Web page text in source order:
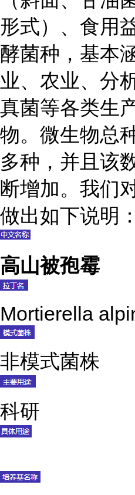
形式）、食用
酵菌种，基本
业、农业、分
真菌等各类生
物。微生物总
多种，并且该
断增加。我们
做出如下说明：
高山被孢霉
Mortierella
非模式菌株
科研